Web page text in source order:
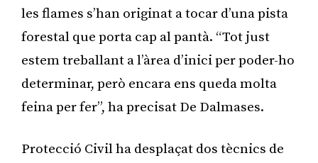
les flames s’han originat a tocar d’una pista
forestal que porta cap al pantà. “Tot just
estem treballant a l’àrea d’inici per poder-ho
determinar, però encara ens queda molta
feina per fer”, ha precisat De Dalmases.
Protecció Civil ha desplaçat dos tècnics de